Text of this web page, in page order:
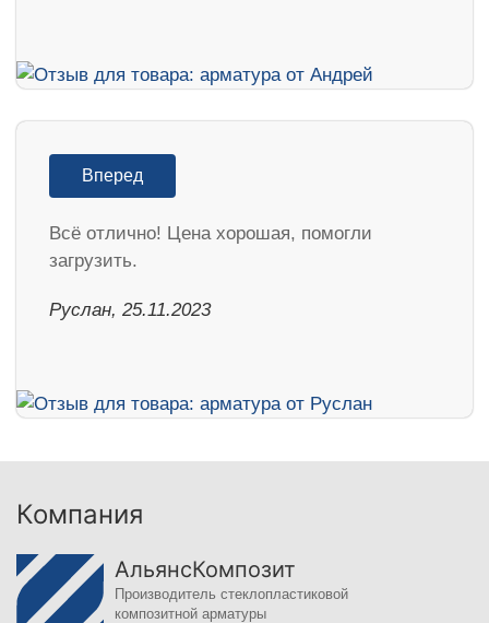
Вперед
Всё отлично! Цена хорошая, помогли
загрузить.
Руслан, 25.11.2023
Компания
АльянсКомпозит
Производитель стеклопластиковой
композитной арматуры